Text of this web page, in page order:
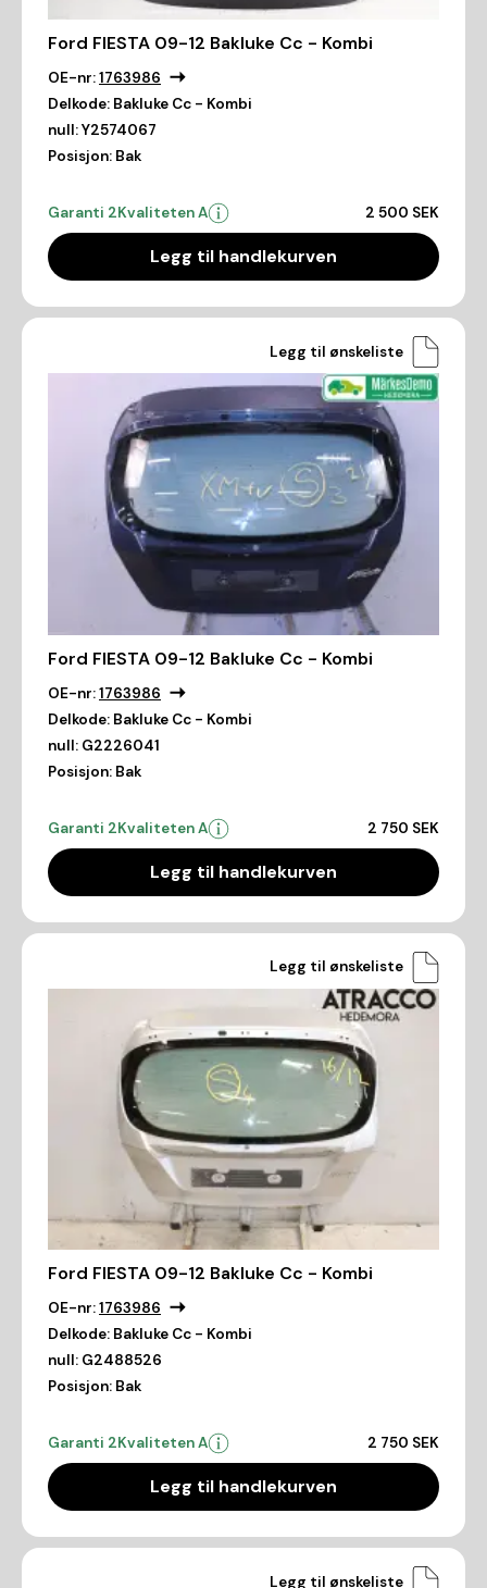
Ford FIESTA 09-12 Bakluke Cc - Kombi
OE-nr:1763986
Delkode: Bakluke Cc - Kombi
null:Y2574067
Posisjon: Bak
Garanti 2Kvaliteten A 2 500 SEK
Legg til handlekurven
Legg til ønskeliste
Ford FIESTA 09-12 Bakluke Cc - Kombi
OE-nr:1763986
Delkode: Bakluke Cc - Kombi
null: G2226041
Posisjon: Bak
Garanti 2Kvaliteten A 2 750 SEK
Legg til handlekurven
Legg til ønskeliste
Ford FIESTA 09-12 Bakluke Cc - Kombi
OE-nr:1763986
Delkode: Bakluke Cc - Kombi
null: G2488526
Posisjon: Bak
Garanti 2Kvaliteten A 2 750 SEK
Legg til handlekurven
Legg til ønskeliste